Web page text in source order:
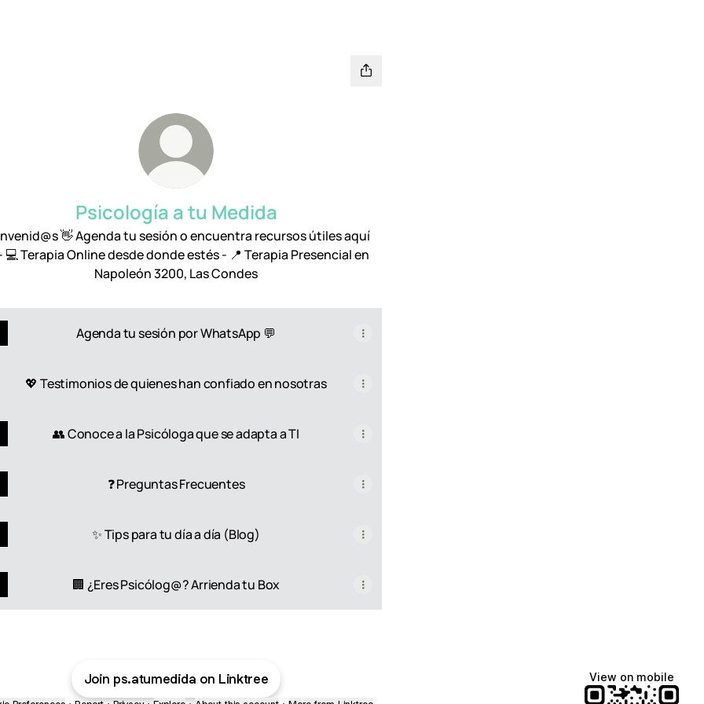
Psicología a tu Medida
👋 Agenda tu sesión o encuentra recursos útiles aquí
💻 Terapia Online desde donde estés - 📍 Terapia Presencial en
Napoleón 3200, Las Condes
Agenda tu sesión por WhatsApp 💬
💖 Testimonios de quienes han confiado en nosotras
👥 Conoce a la Psicóloga que se adapta a TI
❓ Preguntas Frecuentes
✨ Tips para tu día a día (Blog)
🏢 ¿Eres Psicólog@? Arrienda tu Box
Join ps.atumedida on Linktree View on mobile